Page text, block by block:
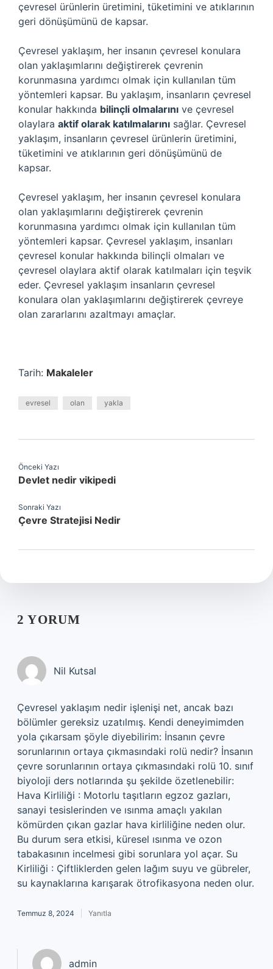
çevresel ürünlerin üretimini, tüketimini ve atıklarının
geri dönüşümünü de kapsar.
Çevresel yaklaşım, her insanın çevresel konulara
olan yaklaşımlarını değiştirerek çevrenin
korunmasına yardımcı olmak için kullanılan tüm
yöntemleri kapsar. Bu yaklaşım, insanların çevresel
konular hakkında bilinçli olmalarını ve çevresel
olaylara aktif olarak katılmalarını sağlar. Çevresel
yaklaşım, insanların çevresel ürünlerin üretimini,
tüketimini ve atıklarının geri dönüşümünü de
kapsar.
Çevresel yaklaşım, her insanın çevresel konulara
olan yaklaşımlarını değiştirerek çevrenin
korunmasına yardımcı olmak için kullanılan tüm
yöntemleri kapsar. Çevresel yaklaşım, insanları
çevresel konular hakkında bilinçli olmaları ve
çevresel olaylara aktif olarak katılmaları için teşvik
eder. Çevresel yaklaşım insanların çevresel
konulara olan yaklaşımlarını değiştirerek çevreye
olan zararlarını azaltmayı amaçlar.
Tarih: Makaleler
evresel olan yakla
Önceki Yazı
Devlet nedir vikipedi
Sonraki Yazı
Çevre Stratejisi Nedir
2 YORUM
Nil Kutsal
Çevresel yaklaşım nedir işlenişi net, ancak bazı
bölümler gereksiz uzatılmış. Kendi deneyimimden
yola çıkarsam şöyle diyebilirim: İnsanın çevre
sorunlarının ortaya çıkmasındaki rolü nedir? İnsanın
çevre sorunlarının ortaya çıkmasındaki rolü 10. sınıf
biyoloji ders notlarında şu şekilde özetlenebilir:
Hava Kirliliği : Motorlu taşıtların egzoz gazları,
sanayi tesislerinden ve ısınma amaçlı yakılan
kömürden çıkan gazlar hava kirliliğine neden olur.
Bu durum sera etkisi, küresel ısınma ve ozon
tabakasının incelmesi gibi sorunlara yol açar. Su
Kirliliği : Çiftliklerden gelen lağım suyu ve gübreler,
su kaynaklarına karışarak ötrofikasyona neden olur.
Temmuz 8, 2024 Yanıtla
admin